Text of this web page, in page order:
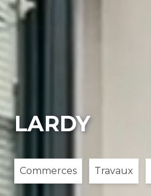
LARDY
Commerces Travaux